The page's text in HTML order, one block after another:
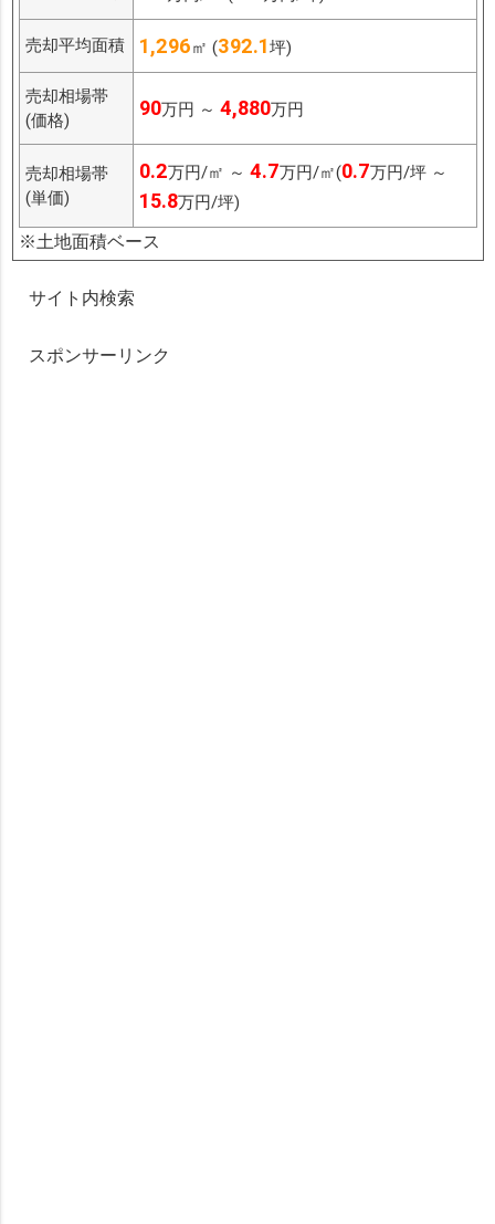
売却平均面積 1,296㎡ (392.1坪)
売却相場帯
(価格)
90万円 ～ 4,880万円
売却相場帯
(単価)
0.2万円/㎡ ～ 4.7万円/㎡(0.7万円/坪 ～
15.8万円/坪)
※土地面積ベース
サイト内検索
スポンサーリンク